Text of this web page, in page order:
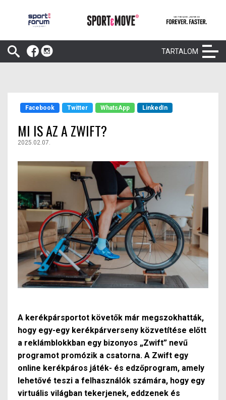
TARTALOM
Facebook Twitter WhatsApp LinkedIn
MI IS AZ A ZWIFT?
2025.02.07.
A kerékpársportot követők már megszokhatták,
hogy egy-egy kerékpárverseny közvetítése előtt
a reklámblokkban egy bizonyos „Zwift” nevű
programot promózik a csatorna. A Zwift egy
online kerékpáros játék- és edzőprogram, amely
lehetővé teszi a felhasználók számára, hogy egy
virtuális világban tekerjenek, eddzenek és